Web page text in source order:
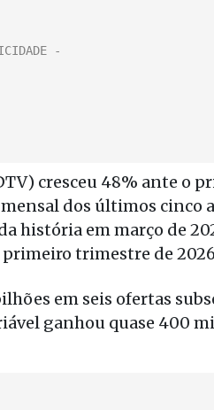
cresceu 48% ante o
dos últimos cinco
história em março de
trimestre de
em seis ofertas
ganhou quase 400